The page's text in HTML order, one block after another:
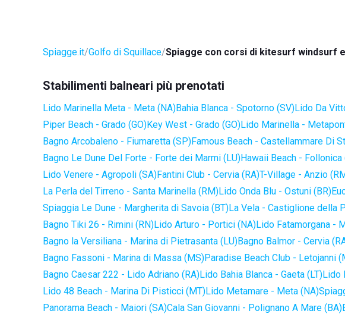
Spiagge.it Golfo di Squillace Spiagge con corsi di kitesurf windsurf
Stabilimenti balneari più prenotati
Lido Marinella Meta - Meta (NA)Bahia Blanca - Spotorno (SV)Lido Da
Piper Beach - Grado (GO)Key West - Grado (GO)Lido Marinella -
Bagno Arcobaleno - Fiumaretta (SP)Famous Beach - Castellammare Di
Bagno Le Dune Del Forte - Forte dei Marmi (LU)Hawaii Beach - Follonica
Lido Venere - Agropoli (SA)Fantini Club - Cervia (RA)T-Village - Anzio
La Perla del Tirreno - Santa Marinella (RM)Lido Onda Blu - Ostuni (BR)
Spiaggia Le Dune - Margherita di Savoia (BT)La Vela - Castiglione della
Bagno Tiki 26 - Rimini (RN)Lido Arturo - Portici (NA)Lido Fatamorgana -
Bagno la Versiliana - Marina di Pietrasanta (LU)Bagno Balmor - Cervia
Bagno Fassoni - Marina di Massa (MS)Paradise Beach Club - Letojanni
Bagno Caesar 222 - Lido Adriano (RA)Lido Bahia Blanca - Gaeta (LT)Lido
Lido 48 Beach - Marina Di Pisticci (MT)Lido Metamare - Meta (NA)
Panorama Beach - Maiori (SA)Cala San Giovanni - Polignano A Mare (BA)